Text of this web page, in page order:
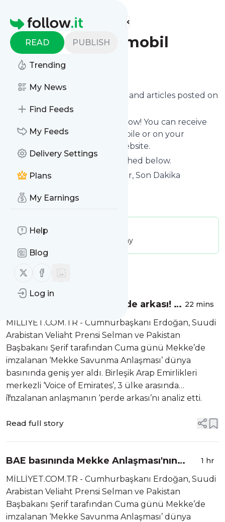
Homepage
READ PUBLISH
Trending
My News
Find Feeds
My Feeds
Delivery Settings
Plans
My Earnings
Help
Blog
Follow us on X (twitter)
Follow us on Facebook
Log in
Find more feeds
Milliyet - Otomobil
Follow
Want to know the latest news and articles posted on
Milliyet - Otomobil
Then subscribe to their feed now! You can receive
their updates by email, via mobile or on your
personal news page on this website.
See what they recently published below.
Website title: Milliyet - Haberler, Son Dakika
Is this your feed?Claim it
Publisher:
102.21 / day
MessageHistory
Mekke Anlaşması'nın perde arkası! 3
ülkenin özellikleri tek tek sıralandı:
'Türkiye için yeni fırsat'
22 mins
MİLLİYET.COM.TR - Cumhurbaşkanı Erdoğan, Suudi
Arabistan Veliaht Prensi Selman ve Pakistan
Başbakanı Şerif tarafından Cuma günü Mekke’de
imzalanan ‘Mekke Savunma Anlaşması’ dünya
basınında geniş yer aldı. Birleşik Arap Emirlikleri
merkezli ‘Voice of Emirates’, 3 ülke arasında
imzalanan anlaşmanın ‘perde arkası’nı analiz etti.
T...
Read full story
BAE basınında Mekke Anlaşması'nın
perde arkası yazıldı! 3 ülkenin özellikleri
tek tek sıralandı: 'Türkiye için yeni ...
1 hr
MİLLİYET.COM.TR - Cumhurbaşkanı Erdoğan, Suudi
Arabistan Veliaht Prensi Selman ve Pakistan
Başbakanı Şerif tarafından Cuma günü Mekke’de
imzalanan ‘Mekke Savunma Anlaşması’ dünya